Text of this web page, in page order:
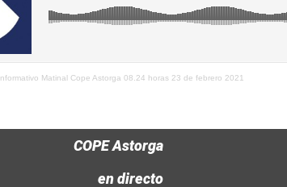
Informativo Matinal Cope Astorga 08.24 horas 23 de febrero 2021
COPE Astorga
en directo